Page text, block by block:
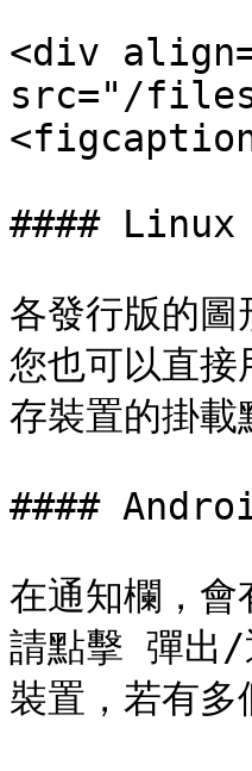
<div
src="/files/
#### Linux
各發行版的
您也可以直
存裝置的掛載
####
在通知欄，
請點擊 彈出/
裝置，若有多